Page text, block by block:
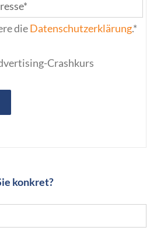
dieDatenschutzerklärung.*
Crashkurs
konkret?